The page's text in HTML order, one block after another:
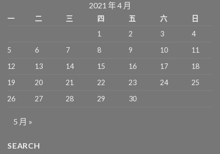
2021 年 4 月
一 二 三 四 五 六
日
1
2 3
4
5
6 7 8 9 10
11
12
13 14 15 16 17
18
19
20 21 22 23 24
25
26
27 28 29 30
5 月 »
SEARCH